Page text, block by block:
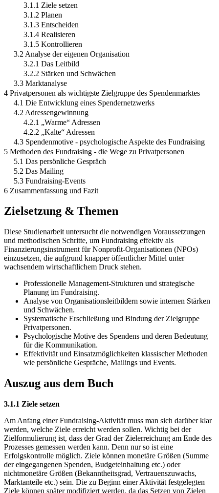
3.1.1 Ziele setzen
3.1.2 Planen
3.1.3 Entscheiden
3.1.4 Realisieren
3.1.5 Kontrollieren
3.2 Analyse der eigenen Organisation
3.2.1 Das Leitbild
3.2.2 Stärken und Schwächen
3.3 Marktanalyse
4 Privatpersonen als wichtigste Zielgruppe des Spendenmarktes
4.1 Die Entwicklung eines Spendernetzwerks
4.2 Adressengewinnung
4.2.1 „Warme“ Adressen
4.2.2 „Kalte“ Adressen
4.3 Spendenmotive - psychologische Aspekte des Fundraising
5 Methoden des Fundraising - die Wege zu Privatpersonen
5.1 Das persönliche Gespräch
5.2 Das Mailing
5.3 Fundraising-Events
6 Zusammenfassung und Fazit
Zielsetzung & Themen
Diese Studienarbeit untersucht die notwendigen Voraussetzungen
und methodischen Schritte, um Fundraising effektiv als
Finanzierungsinstrument für Nonprofit-Organisationen (NPOs)
einzusetzen, die aufgrund knapper öffentlicher Mittel unter
wachsendem wirtschaftlichem Druck stehen.
Professionelle Management-Strukturen und strategische
Planung im Fundraising.
Analyse von Organisationsleitbildern sowie internen Stärken
und Schwächen.
Systematische Erschließung und Bindung der Zielgruppe
Privatpersonen.
Psychologische Motive des Spendens und deren Bedeutung
für die Kommunikation.
Effektivität und Einsatzmöglichkeiten klassischer Methoden
wie persönliche Gespräche, Mailings und Events.
Auszug aus dem Buch
3.1.1 Ziele setzen
Am Anfang einer Fundraising-Aktivität muss man sich darüber klar
werden, welche Ziele erreicht werden sollen. Wichtig bei der
Zielformulierung ist, dass der Grad der Zielerreichung am Ende des
Prozesses gemessen werden kann. Denn nur so ist eine
Erfolgskontrolle möglich. Ziele können monetäre Größen (Summe
der eingegangenen Spenden, Budgeteinhaltung etc.) oder
nichtmonetäre Größen (Bekanntheitsgrad, Vertrauenszuwachs,
Marktanteile etc.) sein. Die zu Beginn einer Aktivität festgelegten
Ziele können später modifiziert werden, da das Setzen von Zielen